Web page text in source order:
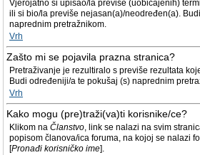
Vjerojatno si upisao/la previše (uobičajenih)
ili si bio/la previše nejasan(a)/neodređen(a).
naprednim pretražnikom.
Vrh
Zašto mi se pojavila prazna stranica?
Pretraživanje je rezultiralo s previše rezultata
Budi određeniji/a te pokušaj (s) naprednim
Vrh
Kako mogu (pre)traži(va)ti korisnike/ce?
Klikom na Članstvo, link se nalazi na svim
popisom članova/ica foruma, na kojoj se nalazi
[Pronađi korisničko ime].